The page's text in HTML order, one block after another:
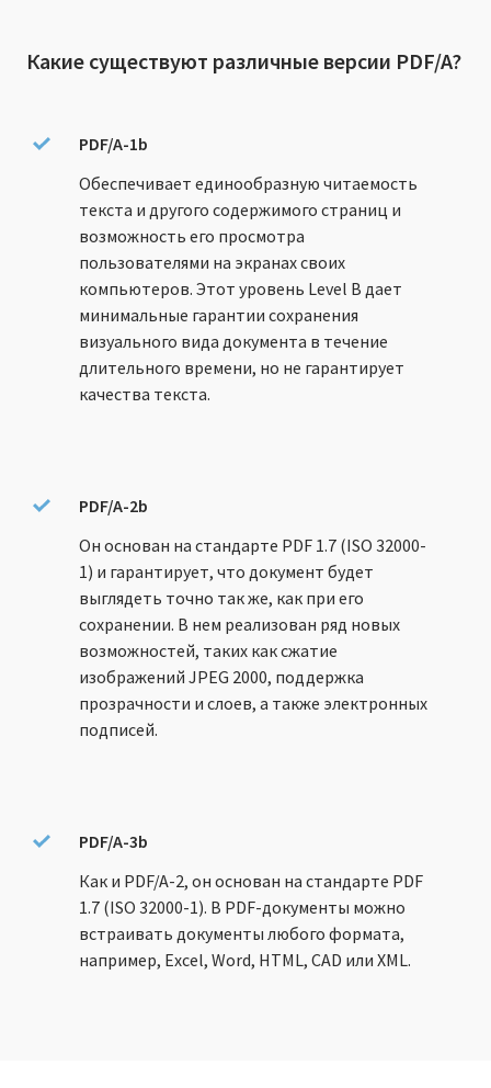
Какие существуют различные версии PDF/A?
PDF/A-1b
Обеспечивает единообразную читаемость
текста и другого содержимого страниц и
возможность его просмотра
пользователями на экранах своих
компьютеров. Этот уровень Level B дает
минимальные гарантии сохранения
визуального вида документа в течение
длительного времени, но не гарантирует
качества текста.
PDF/A-2b
Он основан на стандарте PDF 1.7 (ISO 32000-
1) и гарантирует, что документ будет
выглядеть точно так же, как при его
сохранении. В нем реализован ряд новых
возможностей, таких как сжатие
изображений JPEG 2000, поддержка
прозрачности и слоев, а также электронных
подписей.
PDF/A-3b
Как и PDF/A-2, он основан на стандарте PDF
1.7 (ISO 32000-1). В PDF-документы можно
встраивать документы любого формата,
например, Excel, Word, HTML, CAD или XML.